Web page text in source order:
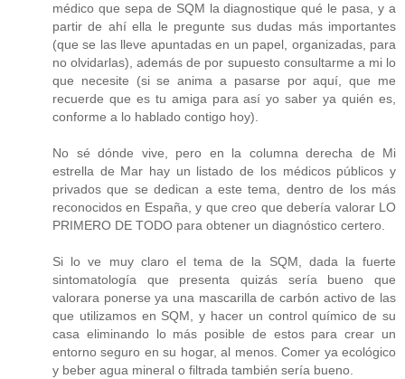
médico que sepa de SQM la diagnostique qué le pasa, y a
partir de ahí ella le pregunte sus dudas más importantes
(que se las lleve apuntadas en un papel, organizadas, para
no olvidarlas), además de por supuesto consultarme a mi lo
que necesite (si se anima a pasarse por aquí, que me
recuerde que es tu amiga para así yo saber ya quién es,
conforme a lo hablado contigo hoy).
No sé dónde vive, pero en la columna derecha de Mi
estrella de Mar hay un listado de los médicos públicos y
privados que se dedican a este tema, dentro de los más
reconocidos en España, y que creo que debería valorar LO
PRIMERO DE TODO para obtener un diagnóstico certero.
Si lo ve muy claro el tema de la SQM, dada la fuerte
sintomatología que presenta quizás sería bueno que
valorara ponerse ya una mascarilla de carbón activo de las
que utilizamos en SQM, y hacer un control químico de su
casa eliminando lo más posible de estos para crear un
entorno seguro en su hogar, al menos. Comer ya ecológico
y beber agua mineral o filtrada también sería bueno.